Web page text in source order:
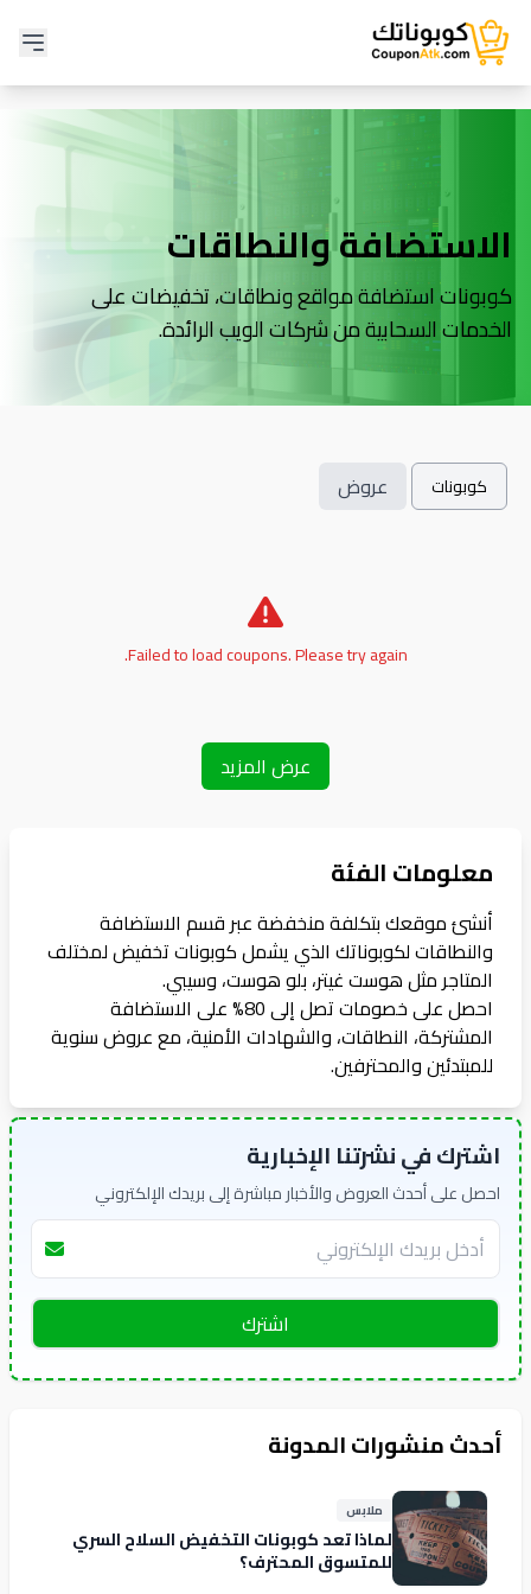
الاستضافة والنطاقات
كوبونات استضافة مواقع ونطاقات، تخفيضات على
الخدمات السحابية من شركات الويب الرائدة.
كوبونات عروض
Failed to load coupons. Please try again.
عرض المزيد
معلومات الفئة
أنشئ موقعك بتكلفة منخفضة عبر قسم الاستضافة
والنطاقات لكوبوناتك الذي يشمل كوبونات تخفيض لمختلف
المتاجر مثل هوست غيتر، بلو هوست، وسيبي.
احصل على خصومات تصل إلى 80% على الاستضافة
المشتركة، النطاقات، والشهادات الأمنية، مع عروض سنوية
للمبتدئين والمحترفين.
اشترك في نشرتنا الإخبارية
احصل على أحدث العروض والأخبار مباشرة إلى بريدك الإلكتروني
اشترك
أحدث منشورات المدونة
ملابس
لماذا تعد كوبونات التخفيض السلاح السري
للمتسوق المحترف؟